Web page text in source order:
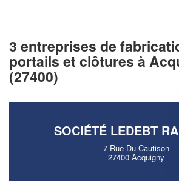
3 entreprises de
portails et clôtures à
(27400)
SOCIÉTÉ LEDEBT
7 Rue Du Cautison
27400 Acquigny
✕
Augmentez votre
margestout en
nouveaux clients